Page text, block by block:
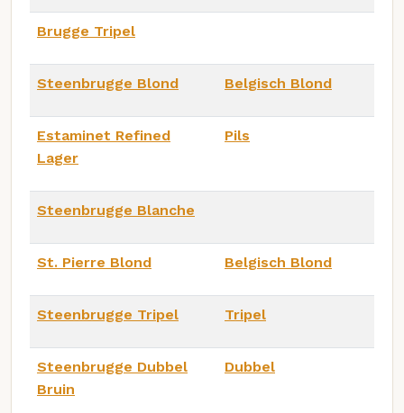
Brugge Tripel
Steenbrugge Blond Belgisch Blond
Estaminet Refined
Lager
Pils
Steenbrugge Blanche
St. Pierre Blond Belgisch Blond
Steenbrugge Tripel Tripel
Steenbrugge Dubbel
Bruin
Dubbel